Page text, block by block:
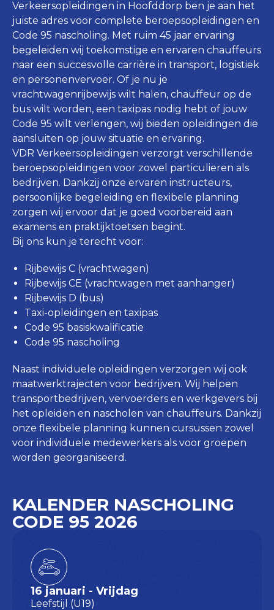
Verkeersopleidingen in Hoofddorp ben je aan het
juiste adres voor complete beroepsopleidingen en
Code 95 nascholing. Met ruim 45 jaar ervaring
begeleiden wij toekomstige en ervaren chauffeurs
naar een succesvolle carrière in transport, logistiek
en personenvervoer. Of je nu je
vrachtwagenrijbewijs wilt halen, chauffeur op de
bus wilt worden, een taxipas nodig hebt of jouw
Code 95 wilt verlengen, wij bieden opleidingen die
aansluiten op jouw situatie en ervaring.
VDR Verkeersopleidingen verzorgt verschillende
beroepsopleidingen voor zowel particulieren als
bedrijven. Dankzij onze ervaren instructeurs,
persoonlijke begeleiding en flexibele planning
zorgen wij ervoor dat je goed voorbereid aan
examens en praktijktoetsen begint.
Bij ons kun je terecht voor:
Rijbewijs C (vrachtwagen)
Rijbewijs CE (vrachtwagen met aanhanger)
Rijbewijs D (bus)
Taxi-opleidingen en taxipas
Code 95 basiskwalificatie
Code 95 nascholing
Naast individuele opleidingen verzorgen wij ook
maatwerktrajecten voor bedrijven. Wij helpen
transportbedrijven, vervoerders en werkgevers bij
het opleiden en nascholen van chauffeurs. Dankzij
onze flexibele planning kunnen cursussen zowel
voor individuele medewerkers als voor groepen
worden georganiseerd.
KALENDER NASCHOLING
CODE 95 2026
16 januari - Vrijdag
Leefstijl (U19)